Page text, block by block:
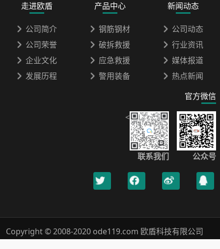
走进欧盾
公司简介
公司荣誉
企业文化
发展历程
产品中心
钢筋钢材
破拆救援
应急救援
警用装备
新闻动态
公司动态
行业资讯
媒体报道
热点新闻
官方微信
<
联系我们 公众号
Copyright © 2008-2020 ode119.com 欧盾科技有限公司